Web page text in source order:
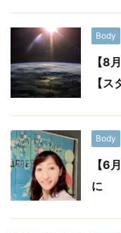
Body
【8
【
Body
【6
に